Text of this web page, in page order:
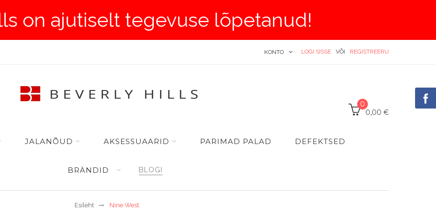
on ajutiselt tegevuse lõpetanud!
KONTO LOGI SISSE VÕI REGISTREERU
0
0,00 €
JALANÕUD AKSESSUAARID PARIMAD PALAD DEFEKTSED
BRÄNDID BLOGI
Esileht Nine West